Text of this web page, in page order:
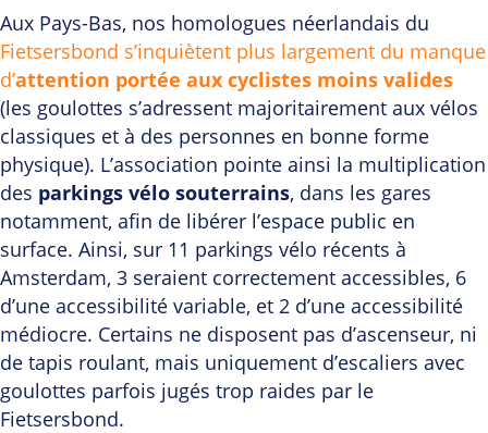
Aux Pays-Bas, nos homologues néerlandais du
Fietsersbond s’inquiètent plus largement du manque
d’attention portée aux cyclistes moins valides
(les goulottes s’adressent majoritairement aux vélos
classiques et à des personnes en bonne forme
physique). L’association pointe ainsi la multiplication
des parkings vélo souterrains, dans les gares
notamment, afin de libérer l’espace public en
surface. Ainsi, sur 11 parkings vélo récents à
Amsterdam, 3 seraient correctement accessibles, 6
d’une accessibilité variable, et 2 d’une accessibilité
médiocre. Certains ne disposent pas d’ascenseur, ni
de tapis roulant, mais uniquement d’escaliers avec
goulottes parfois jugés trop raides par le
Fietsersbond.